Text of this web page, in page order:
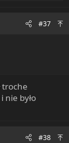
#37
troche
nie było
#38